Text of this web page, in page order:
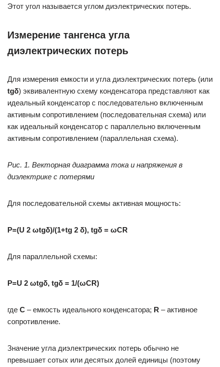
Этот угол называется углом диэлектрических потерь.
Измерение тангенса угла
диэлектрических потерь
Для измерения емкости и угла диэлектрических потерь (или
tgδ) эквивалентную схему конденсатора представляют как
идеальный конденсатор с последовательно включенным
активным сопротивлением (последовательная схема) или
как идеальный конденсатор с параллельно включенным
активным сопротивлением (параллельная схема).
Рис. 1. Векторная диаграмма тока и напряжения в
диэлектрике с потерями
Для последовательной схемы активная мощность:
Р=(U 2 ωtgδ)/(1+tg 2 δ), tgδ = ωСR
Для параллельной схемы:
Р=U 2 ωtgδ, tgδ = 1/(ωСR)
где С – емкость идеального конденсатора; R – активное
сопротивление.
Значение угла диэлектрических потерь обычно не
превышает сотых или десятых долей единицы (поэтому